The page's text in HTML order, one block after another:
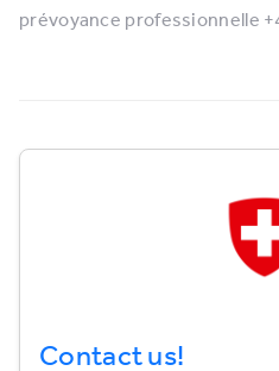
prévoyance professionnelle
Contact us!